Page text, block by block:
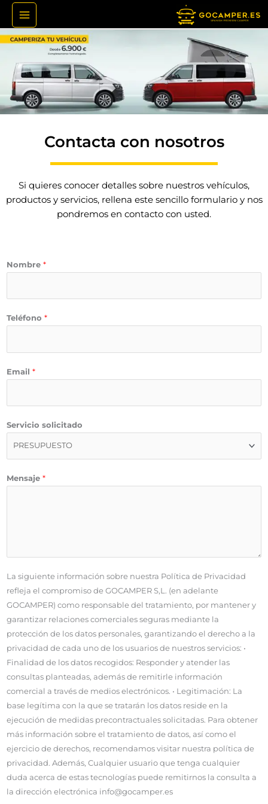
contenido
Contacta con nosotros
Si quieres conocer detalles sobre nuestros vehículos,
productos y servicios, rellena este sencillo formulario y nos
pondremos en contacto con usted.
Nombre *
Teléfono *
Email *
Servicio solicitado
Mensaje *
La siguiente información sobre nuestra Política de Privacidad
refleja el compromiso de GOCAMPER S,L. (en adelante
GOCAMPER) como responsable del tratamiento, por mantener y
garantizar relaciones comerciales seguras mediante la
protección de los datos personales, garantizando el derecho a la
privacidad de cada uno de los usuarios de nuestros servicios: •
Finalidad de los datos recogidos: Responder y atender las
consultas planteadas, además de remitirle información
comercial a través de medios electrónicos. • Legitimación: La
base legítima con la que se tratarán los datos reside en la
ejecución de medidas precontractuales solicitadas. Para obtener
más información sobre el tratamiento de datos, así como el
ejercicio de derechos, recomendamos visitar nuestra política de
privacidad. Además, Cualquier usuario que tenga cualquier
duda acerca de estas tecnologías puede remitirnos la consulta a
la dirección electrónica info@gocamper.es